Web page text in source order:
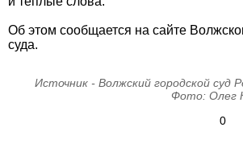
Об этом сообщается на сайте
суда.
Источник - Волжский городской суд
Фото: Олег
0